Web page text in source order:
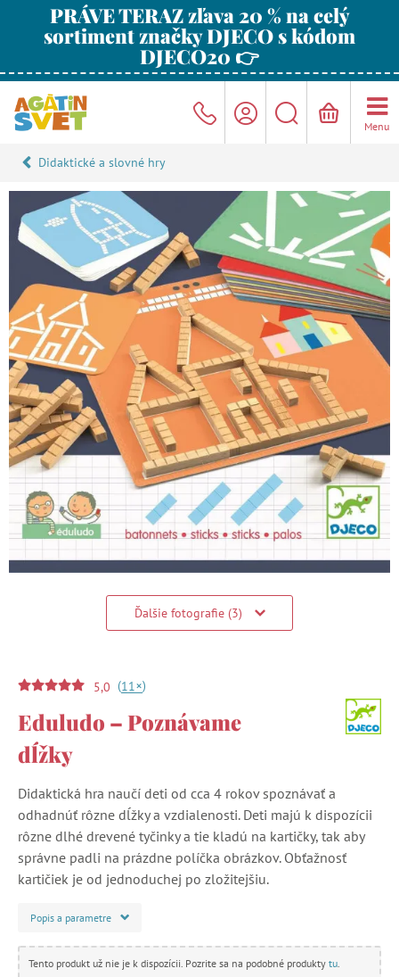
PRÁVE TERAZ zľava 20 % na celý
sortiment značky DJECO s kódom
DJECO20 👉
Menu
Didaktické a slovné hry
Ďalšie fotografie (3)
5,0 (11+)
Eduludo – Poznávame
dĺžky
Didaktická hra naučí deti od cca 4 rokov spoznávať a
odhadnúť rôzne dĺžky a vzdialenosti. Deti majú k dispozícii
rôzne dlhé drevené tyčinky a tie kladú na kartičky, tak aby
správne padli na prázdne políčka obrázkov. Obťažnosť
kartičiek je od jednoduchej po zložitejšiu.
Popis a parametre
Tento produkt už nie je k dispozícii. Pozrite sa na podobné produkty tu